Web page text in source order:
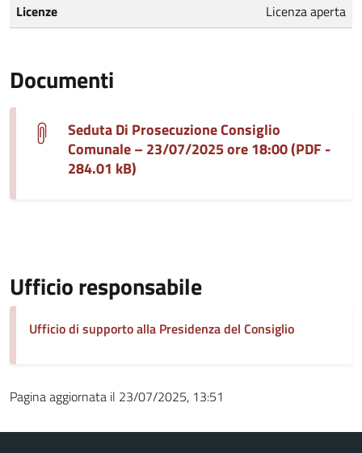
Licenze Licenza aperta
Documenti
Seduta Di Prosecuzione Consiglio
Comunale – 23/07/2025 ore 18:00 (PDF -
284.01 kB)
Ufficio responsabile
Ufficio di supporto alla Presidenza del Consiglio
Pagina aggiornata il 23/07/2025, 13:51